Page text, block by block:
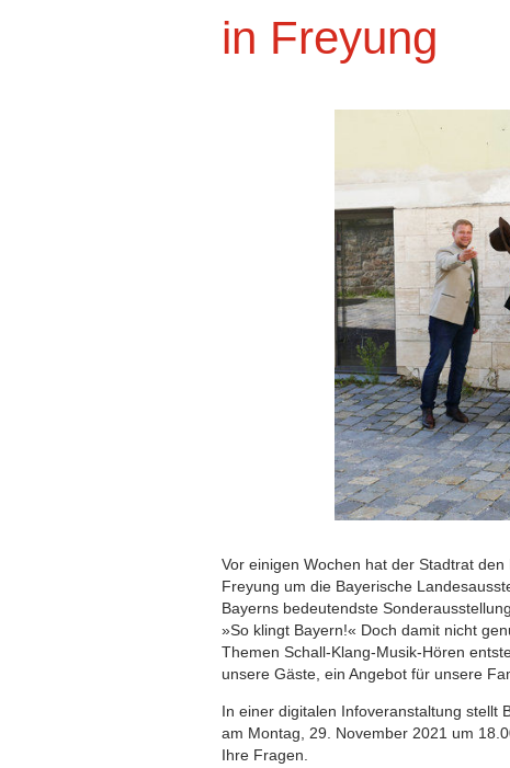
in Freyung
Vor einigen Wochen hat der Stadtrat
Freyung um die Bayerische
Bayerns bedeutendste
»So klingt Bayern!« Doch damit nicht
Themen Schall-Klang-Musik-Hören
unsere Gäste, ein Angebot für unsere
In einer digitalen Infoveranstaltung stellt
am Montag, 29. November 2021 um
Ihre Fragen.